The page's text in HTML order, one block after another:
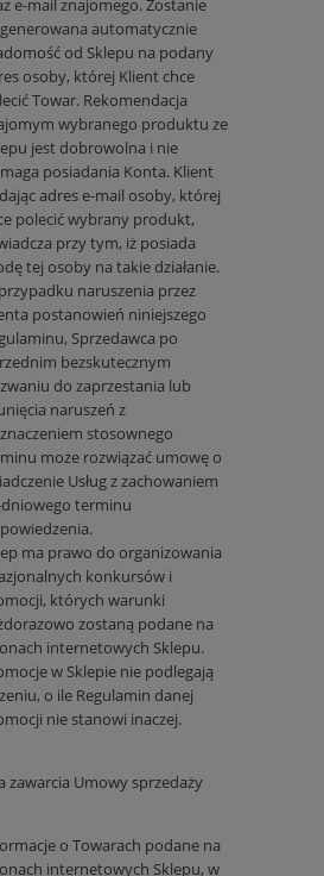
e-mail znajomego. Zostanie
automatycznie
od Sklepu na podany
osoby, której Klient chce
Towar. Rekomendacja
wybranego produktu ze
jest dobrowolna i nie
posiadania Konta. Klient
adres e-mail osoby, której
polecić wybrany produkt,
przy tym, iż posiada
tej osoby na takie działanie.
naruszenia przez
postanowień niniejszego
Sprzedawca po
bezskutecznym
do zaprzestania lub
naruszeń z
stosownego
może rozwiązać umowę o
Usług z zachowaniem
dniowego terminu
ma prawo do organizowania
konkursów i
których warunki
zostaną podane na
internetowych Sklepu.
w Sklepie nie podlegają
o ile Regulamin danej
nie stanowi inaczej.
zawarcia Umowy sprzedaży
o Towarach podane na
internetowych Sklepu, w